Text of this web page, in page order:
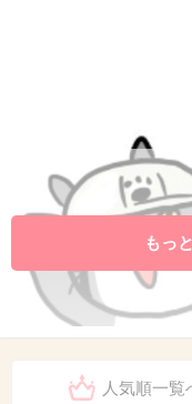
もっ
人気順一覧